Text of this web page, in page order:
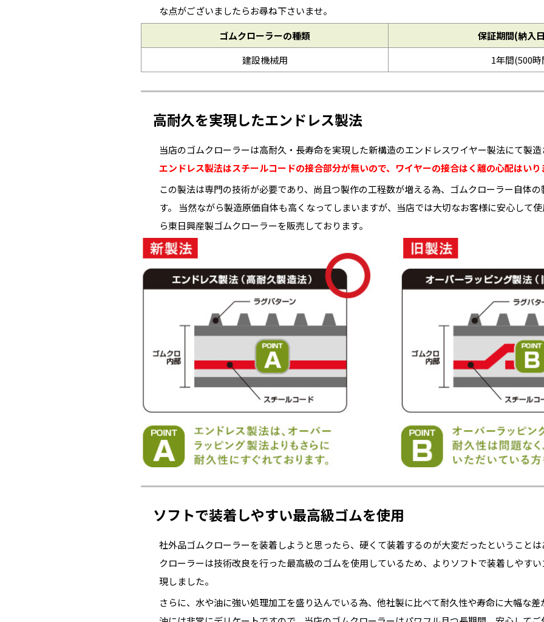
な点がございましたらお尋ね下さいませ。
ゴムクローラーの種類
保証期間(納入
建設機械用
1年間(500
高耐久を実現したエンドレス製法
当店のゴムクローラーは高耐久・長寿命を実現した新構造のエンドレスワイヤー製法にて製
エンドレス製法はスチールコードの接合部分が無いので、ワイヤーの接合はく離の心配はいり
この製法は専門の技術が必要であり、尚且つ製作の工程数が増える為、ゴムクローラー自体
す。 当然ながら製造原価自体も高くなってしまいますが、当店では大切なお客様に安心して
ら東日興産製ゴムクローラーを販売しております。
ソフトで装着しやすい最高級ゴムを使用
社外品ゴムクローラーを装着しようと思ったら、硬くて装着するのが大変だったということ
クローラーは技術改良を行った最高級のゴムを使用しているため、よりソフトで装着しやす
現しました。
さらに、水や油に強い処理加工を盛り込んでいる為、他社製に比べて耐久性や寿命に大幅な